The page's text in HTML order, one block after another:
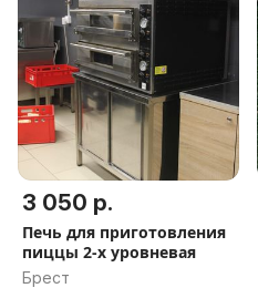
3 050 р.
Печь для приготовления
пиццы 2-х уровневая
Брест